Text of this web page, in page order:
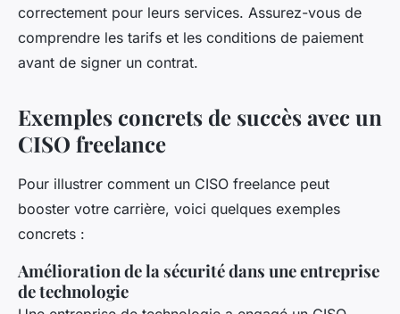
correctement pour leurs services. Assurez-vous de
comprendre les tarifs et les conditions de paiement
avant de signer un contrat.
Exemples concrets de succès avec un
CISO freelance
Pour illustrer comment un CISO freelance peut
booster votre carrière, voici quelques exemples
concrets :
Amélioration de la sécurité dans une entreprise
de technologie